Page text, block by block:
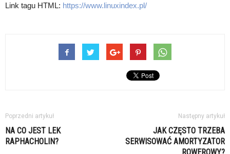
Link tagu HTML: https://www.linuxindex.pl/
Poprzedni artykuł
NA CO JEST LEK
RAPHACHOLIN?
Następny artykuł
JAK CZĘSTO TRZEBA
SERWISOWAĆ AMORTYZATOR